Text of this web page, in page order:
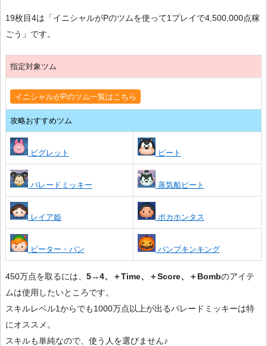
19枚目4は「イニシャルがPのツムを使って1プレイで4,500,000点稼
ごう」です。
指定対象ツム
イニシャルがPのツム一覧はこちら
攻略おすすめツム
ピグレット ピート
パレードミッキー 蒸気船ピート
レイア姫 ポカホンタス
ピーター・パン パンプキンキング
450万点を取るには、 5→4、＋Time、＋Score、＋Bombのアイテ
ムは使用したいところです。
スキルレベル1からでも1000万点以上が出るパレードミッキーは特
にオススメ。
スキルも単純なので、使う人を選びません♪